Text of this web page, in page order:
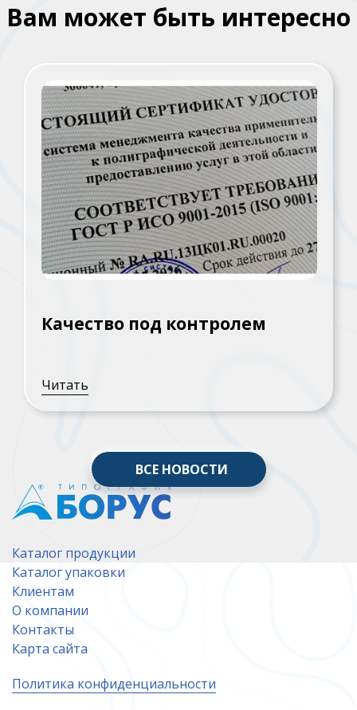
Вам может быть интересно
Качество под контролем
Читать
ВСЕ НОВОСТИ
Каталог продукции
Каталог упаковки
Клиентам
О компании
Контакты
Карта сайта
Политика конфиденциальности